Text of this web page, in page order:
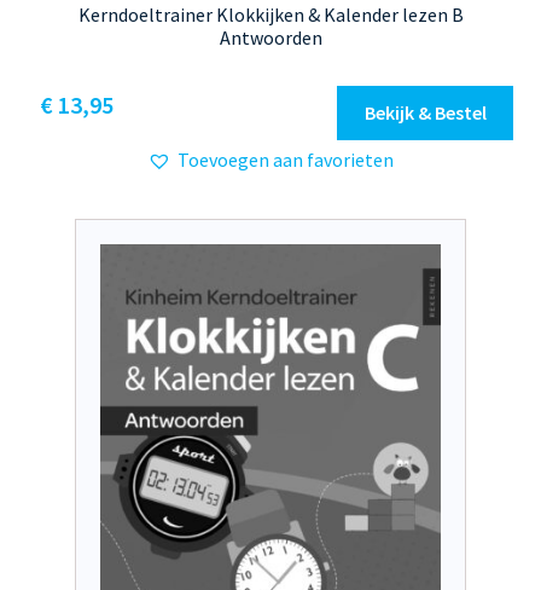
Kerndoeltrainer Klokkijken & Kalender lezen B
Antwoorden
€13,95
Bekijk & Bestel
Toevoegen aan favorieten